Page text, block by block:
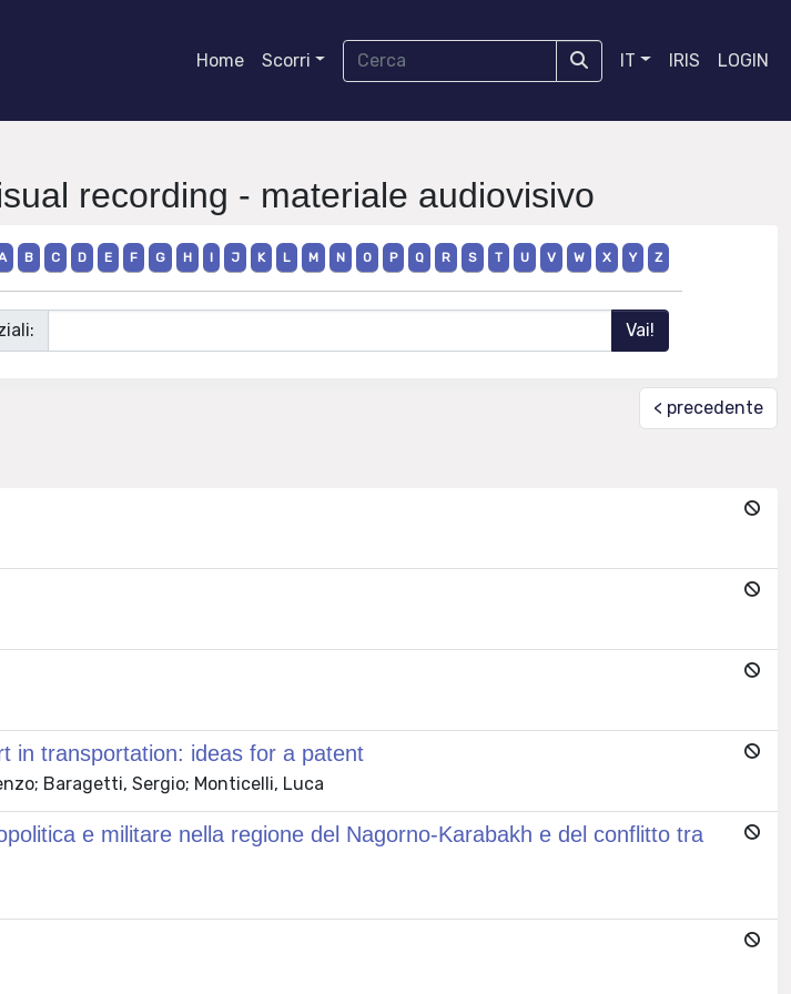
Home Scorri IT IRIS LOGIN
recording - materiale audiovisivo
B C D E F G H I J K L M N O P Q R S T U V W X Y Z
< precedente
in transportation: ideas for a patent
Baragetti, Sergio; Monticelli, Luca
e militare nella regione del Nagorno-Karabakh e del conflitto tra